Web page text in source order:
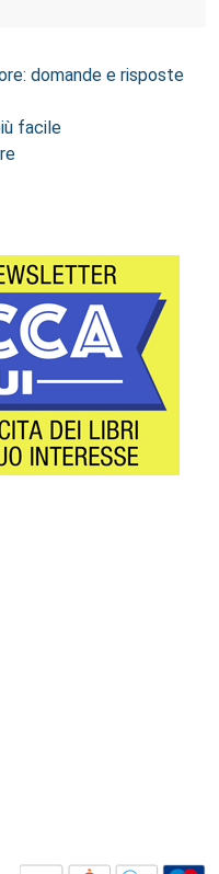
domande e risposte
facile